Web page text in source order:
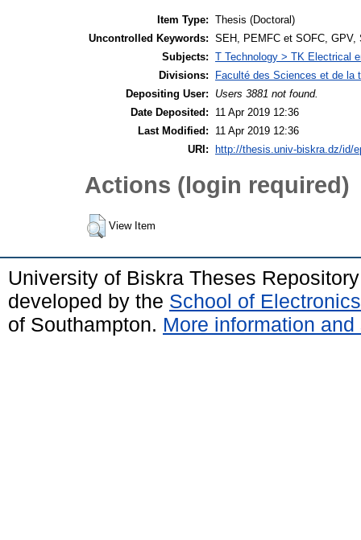
Item Type: Thesis (Doctoral)
Uncontrolled Keywords: SEH, PEMFC et SOFC, GPV,
Subjects: T Technology > TK Electrical
Divisions:
Faculté des Sciences et de la
Depositing User:
Users 3881 not found.
Date Deposited:
11 Apr 2019 12:36
Last Modified:
11 Apr 2019 12:36
URI:
http://thesis.univ-biskra.dz/id/
Actions (login required)
View Item
University of Biskra Theses
developed by the School of
of Southampton. More information